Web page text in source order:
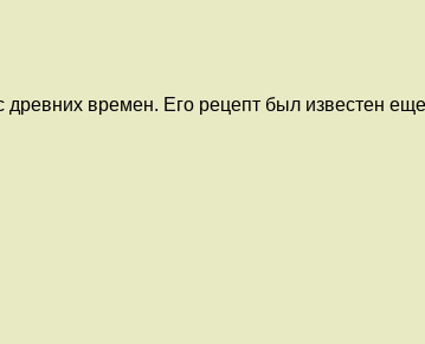
времен. Его рецепт был известен